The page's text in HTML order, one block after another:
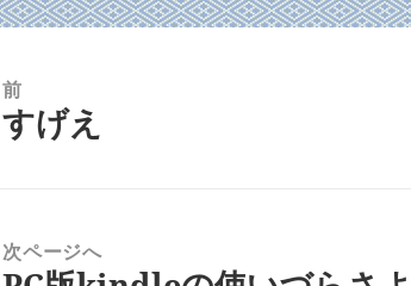
前
前
すげえ
次ページへ